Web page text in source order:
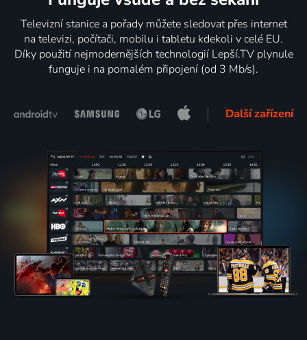
Televizní stanice a pořady můžete sledovat přes internet
na televizi, počítači, mobilu i tabletu kdekoli v celé EU.
Díky použití nejmodernějších technologií Lepší.TV plynule
funguje i na pomalém připojení (od 3 Mb/s).
Další zařízení